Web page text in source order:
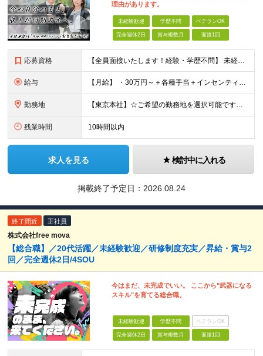
理由があります。
未経験歓迎 学歴不問 ベテランOK
完全週休2日 賞与複数月 面接1回
応募資格 【全員面接いたします！経験・学歴不問】 未経験から稼ぎたい人＜第二新卒・社会人デビュー歓迎＞ ☆職種・業種未経験歓迎！未経験から稼げる環境です。 ◇人柄・意欲重視の選考！◇ 面接はお互いのことを知
給与 【月給】 ・30万円～＋各種手当＋インセンティブ ・試用期間(6ヶ月) ※固定残業代は、時間外労働の有無に関わらず月34時間分を月5.6万円支給 ※上記を超える時間外労働分は追加で支給 ※試用期間中の
勤務地 【東京本社】☆ご希望の勤務地を選択可能です！U・Iターン歓迎 〒171-0021 東京都豊島区西池袋２丁目３９－８ ■新宿営業所 「新宿御苑前駅」より徒歩5分、「新宿三丁目駅」より徒歩8分 東京都新
残業時間 10時間以内
求人を見る 検討中に入れる
掲載終了予定日： 2026.08.24
終了間近 正社員
株式会社free mova
【総合職】／20代活躍／未経験歓迎／研修制度充実／昇給・賞与2
回／完全週休2日/4SOU
今はまだ、未完成でいい。 ここから"武器になる
スキル"を育てる総合職。
未経験歓迎 学歴不問 ベテランOK
完全週休2日 賞与複数月 面接1回